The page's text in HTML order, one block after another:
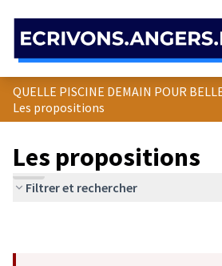
QUELLE PISCINE DEMAIN POUR
Les propositions
Les propositions
Filtrer et rechercher